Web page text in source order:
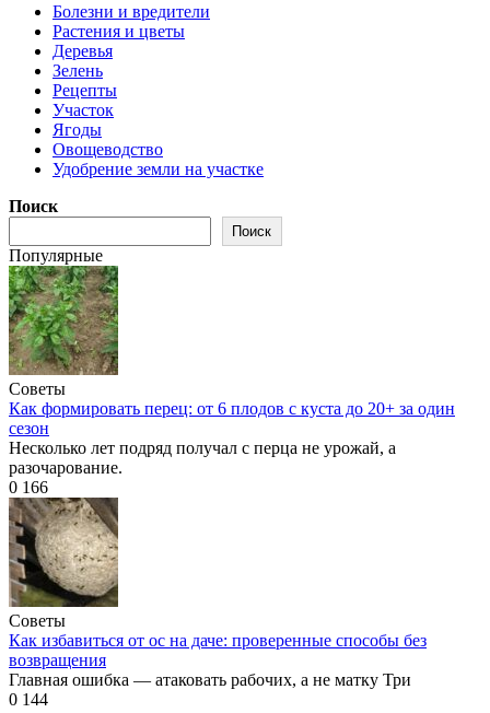
Болезни и вредители
Растения и цветы
Деревья
Зелень
Рецепты
Участок
Ягоды
Овощеводство
Удобрение земли на участке
Поиск
Поиск
Популярные
Советы
Как формировать перец: от 6 плодов с куста до 20+ за один
сезон
Несколько лет подряд получал с перца не урожай, а
разочарование.
0 166
Советы
Как избавиться от ос на даче: проверенные способы без
возвращения
Главная ошибка — атаковать рабочих, а не матку Три
0 144